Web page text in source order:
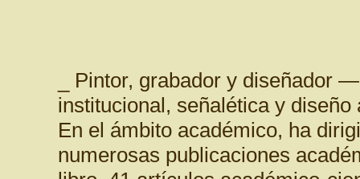
_ Pintor, grabador y diseñador
institucional, señalética y
En el ámbito académico, ha
numerosas publicaciones